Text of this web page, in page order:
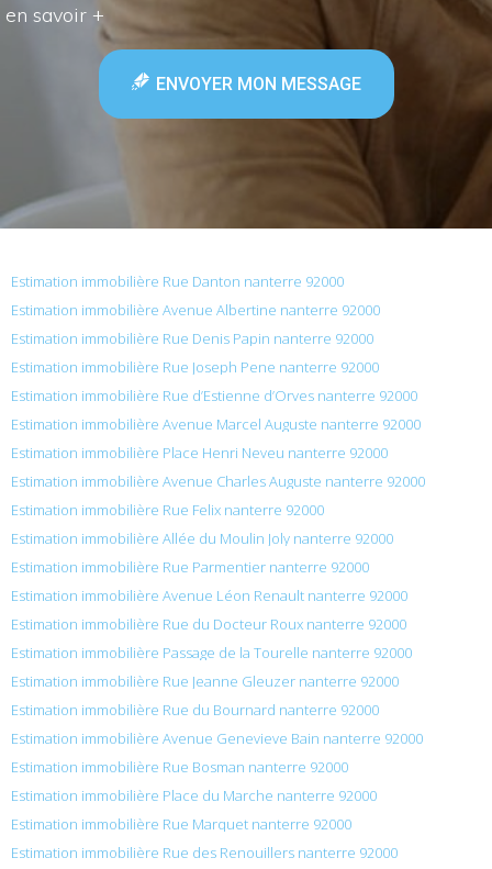
en savoir +
ENVOYER MON MESSAGE
Estimation immobilière Rue Danton nanterre 92000
Estimation immobilière Avenue Albertine nanterre 92000
Estimation immobilière Rue Denis Papin nanterre 92000
Estimation immobilière Rue Joseph Pene nanterre 92000
Estimation immobilière Rue d’Estienne d’Orves nanterre 92000
Estimation immobilière Avenue Marcel Auguste nanterre 92000
Estimation immobilière Place Henri Neveu nanterre 92000
Estimation immobilière Avenue Charles Auguste nanterre 92000
Estimation immobilière Rue Felix nanterre 92000
Estimation immobilière Allée du Moulin Joly nanterre 92000
Estimation immobilière Rue Parmentier nanterre 92000
Estimation immobilière Avenue Léon Renault nanterre 92000
Estimation immobilière Rue du Docteur Roux nanterre 92000
Estimation immobilière Passage de la Tourelle nanterre 92000
Estimation immobilière Rue Jeanne Gleuzer nanterre 92000
Estimation immobilière Rue du Bournard nanterre 92000
Estimation immobilière Avenue Genevieve Bain nanterre 92000
Estimation immobilière Rue Bosman nanterre 92000
Estimation immobilière Place du Marche nanterre 92000
Estimation immobilière Rue Marquet nanterre 92000
Estimation immobilière Rue des Renouillers nanterre 92000